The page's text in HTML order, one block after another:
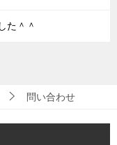
た＾＾
問い合わせ